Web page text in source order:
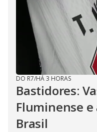
DO R7/HÁ 3 HORAS
Bastidores:
Fluminense e
Brasil